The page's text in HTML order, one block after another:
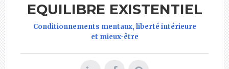
EQUILIBRE EXISTENTIEL
Conditionnements mentaux, liberté intérieure
et mieux-être